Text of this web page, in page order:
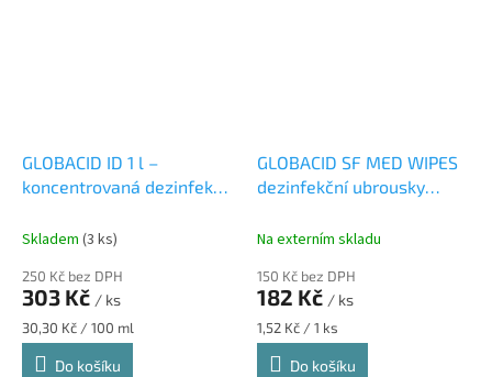
GLOBACID ID 1 l –
koncentrovaná dezinfekce
instrumentárium, přístroje
koncentrovaná dezinfekce
na lékařské nástroje a
endoskopy
Skladem (3 ks)
250 Kč bez DPH
303 Kč / ks
Měrná
cena:
30,30 Kč / 100 ml
Do košíku
GLOBACID SF MED WIPES
dezinfekční ubrousky
dezinfekční ubrousky na
ks
Na externím skladu
150 Kč bez DPH
182 Kč / ks
Měrná
cena:
1,52 Kč / 1 ks
Do košíku